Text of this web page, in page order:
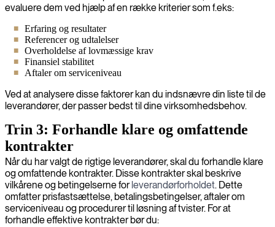
evaluere dem ved hjælp af en række kriterier som f.eks:
Erfaring og resultater
Referencer og udtalelser
Overholdelse af lovmæssige krav
Finansiel stabilitet
Aftaler om serviceniveau
Ved at analysere disse faktorer kan du indsnævre din liste til de
leverandører, der passer bedst til dine virksomhedsbehov.
Trin 3: Forhandle klare og omfattende
kontrakter
Når du har valgt de rigtige leverandører, skal du forhandle klare
og omfattende kontrakter. Disse kontrakter skal beskrive
vilkårene og betingelserne forleverandørforholdet. Dette
omfatter prisfastsættelse, betalingsbetingelser, aftaler om
serviceniveau og procedurer til løsning af tvister. For at
forhandle effektive kontrakter bør du: